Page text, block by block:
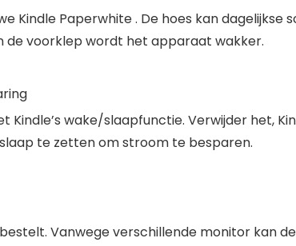
Kindle Paperwhite . De hoes kan
de voorklep wordt het apparaat wakker.
wake/slaapfunctie. Verwijder het,
te zetten om stroom te besparen.
Vanwege verschillende monitor kan